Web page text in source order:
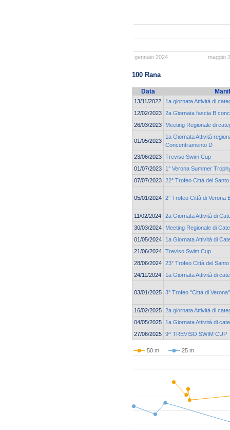
gennaio 2024 maggio
100 Rana
Data
13/11/2022
1a giornata Attività di
12/02/2023 2a Giornata fascia B
26/03/2023
Meeting Regionale di
01/05/2023
1a Giornata Attività
Concentramento D
23/06/2023 Treviso Swim Cup
01/07/2023
1° Verona Summer
07/07/2023 22° Trofeo Città del Santo
05/01/2024 2° Trofeo Città di Verona
11/02/2024
2a Giornata Attività di
30/03/2024
Meeting Regionale di
01/05/2024
1a Giornata Attività di
21/06/2024 Treviso Swim Cup
28/06/2024 23° Trofeo Città del Santo
24/11/2024
1a Giornata Attività di
03/01/2025 3° Trofeo "Città di
16/02/2025 2a giornata Attività di
04/05/2025
1a Giornata Attività di
27/06/2025 9^ TREVISO SWIM CUP
50 m 25 m